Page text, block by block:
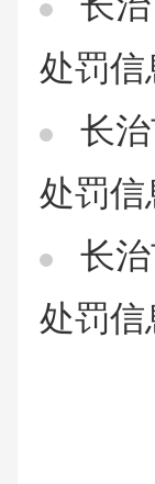
处罚信
长
处罚信
长
处罚信